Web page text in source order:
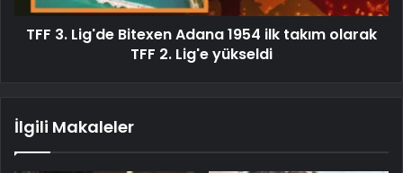
TFF 3. Lig'de Bitexen Adana 1954 ilk takım olarak
TFF 2. Lig'e yükseldi
İlgili Makaleler